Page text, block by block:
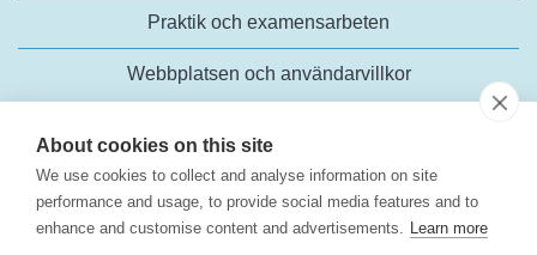
About cookies on this site
We use cookies to collect and analyse information on site
performance and usage, to provide social media features and to
enhance and customise content and advertisements. Learn more
Praktik och examensarbeten
Webbplatsen och användarvillkor